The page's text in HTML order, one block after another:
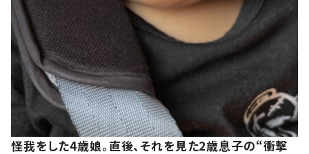
怪我をした4歳娘。直後、それを見た2歳息子の“衝撃